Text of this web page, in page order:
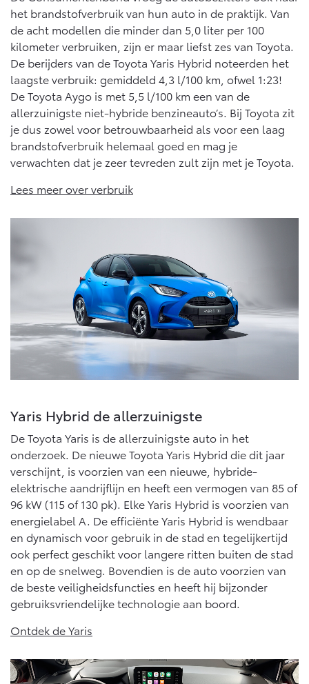
het brandstofverbruik van hun auto in de praktijk. Van
de acht modellen die minder dan 5,0 liter per 100
kilometer verbruiken, zijn er maar liefst zes van Toyota.
De berijders van de Toyota Yaris Hybrid noteerden het
laagste verbruik: gemiddeld 4,3 l/100 km, ofwel 1:23!
De Toyota Aygo is met 5,5 l/100 km een van de
allerzuinigste niet-hybride benzineauto’s. Bij Toyota zit
je dus zowel voor betrouwbaarheid als voor een laag
brandstofverbruik helemaal goed en mag je
verwachten dat je zeer tevreden zult zijn met je Toyota.
Lees meer over verbruik
Yaris Hybrid de allerzuinigste
De Toyota Yaris is de allerzuinigste auto in het
onderzoek. De nieuwe Toyota Yaris Hybrid die dit jaar
verschijnt, is voorzien van een nieuwe, hybride-
elektrische aandrijflijn en heeft een vermogen van 85 of
96 kW (115 of 130 pk). Elke Yaris Hybrid is voorzien van
energielabel A. De efficiënte Yaris Hybrid is wendbaar
en dynamisch voor gebruik in de stad en tegelijkertijd
ook perfect geschikt voor langere ritten buiten de stad
en op de snelweg. Bovendien is de auto voorzien van
de beste veiligheidsfuncties en heeft hij bijzonder
gebruiksvriendelijke technologie aan boord.
Ontdek de Yaris